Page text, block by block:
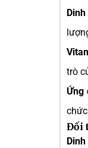
trò
Ứng
Đối